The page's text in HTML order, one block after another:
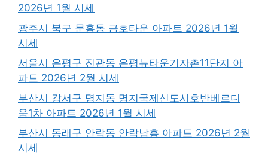
2026년 1월 시세
광주시 북구 문흥동 금호타운 아파트 2026년 1월
시세
서울시 은평구 진관동 은평뉴타운기자촌11단지 아
파트 2026년 2월 시세
부산시 강서구 명지동 명지국제신도시호반베르디
움1차 아파트 2026년 1월 시세
부산시 동래구 안락동 안락남흥 아파트 2026년 2월
시세